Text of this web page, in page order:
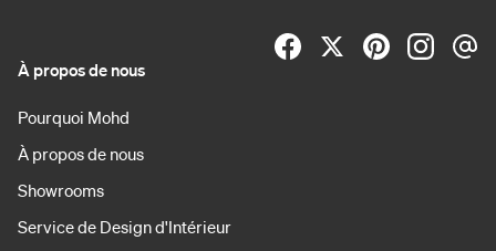
À propos de nous
Pourquoi Mohd
À propos de nous
Showrooms
Service de Design d'Intérieur